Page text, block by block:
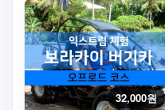
32,000원